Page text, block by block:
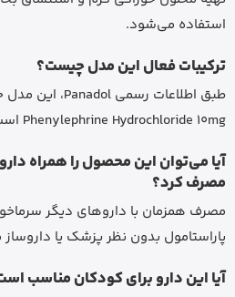
استفاده می‌شود.
ترکیبات فعال این مدل چیست؟
Phenylephrine Hydrochloride 10mg است.
آیا می‌توان این محصول را همراه
مصرف کرد؟
مصرف همزمان با داروهای دیگر
پاراستامول بدون نظر پزشک یا
آیا این دارو برای کودکان مناسب